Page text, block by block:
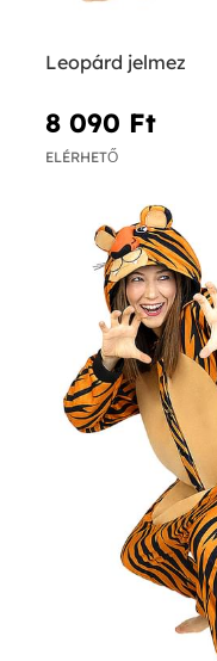
Leopárd jelmez
8 090 Ft‎
ELÉRHETŐ